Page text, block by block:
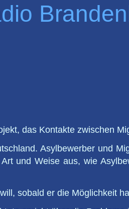
das Kontakte zwischen
Asylbewerber und
und Weise aus, wie
sobald er die Möglichkeit